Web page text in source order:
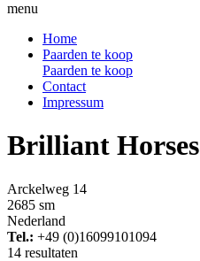
menu
Home
Paarden te koop
Paarden te koop
Contact
Impressum
Brilliant Horses
Arckelweg 14
2685 sm
Nederland
Tel.: +49 (0)16099101094
14 resultaten